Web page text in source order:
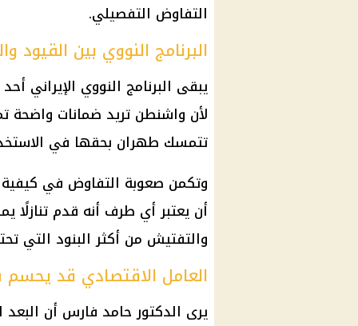
التفاوض التفصيلي.
البرنامج النووي بين القيود
يبقى البرنامج النووي الإيراني
لأن واشنطن تريد ضمانات واضحة
تتمسك طهران بحقها في
وتكمن صعوبة التفاوض في كيفية
أن يعتبر أي طرف أنه قدم تنازلًا
والتفتيش من أكثر البنود
العامل الاقتصادي قد
يرى الدكتور حامد فارس أن